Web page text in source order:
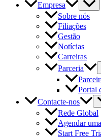
Empresa
Sobre nós
Filiações
Gestão
Notícias
Carreiras
Parceria
Portal
Contacte-nos
Rede Global
Agendar
Start Free